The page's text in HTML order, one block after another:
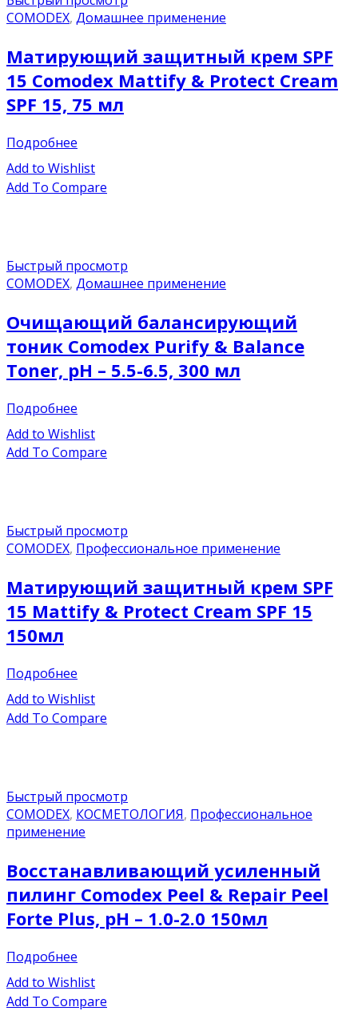
COMODEX, Домашнее применение
Матирующий защитный крем SPF
15 Comodex Mattify & Protect Cream
SPF 15, 75 мл
Подробнее
Add to Wishlist
Add To Compare
Быстрый просмотр
COMODEX, Домашнее применение
Очищающий балансирующий
тоник Comodex Purify & Balance
Toner, pН – 5.5-6.5, 300 мл
Подробнее
Add to Wishlist
Add To Compare
Быстрый просмотр
COMODEX, Профессиональное применение
Матирующий защитный крем SPF
15 Mattify & Protect Cream SPF 15
150мл
Подробнее
Add to Wishlist
Add To Compare
Быстрый просмотр
COMODEX, КОСМЕТОЛОГИЯ, Профессиональное
применение
Восстанавливающий усиленный
пилинг Comodex Peel & Repair Peel
Forte Plus, pH – 1.0-2.0 150мл
Подробнее
Add to Wishlist
Add To Compare